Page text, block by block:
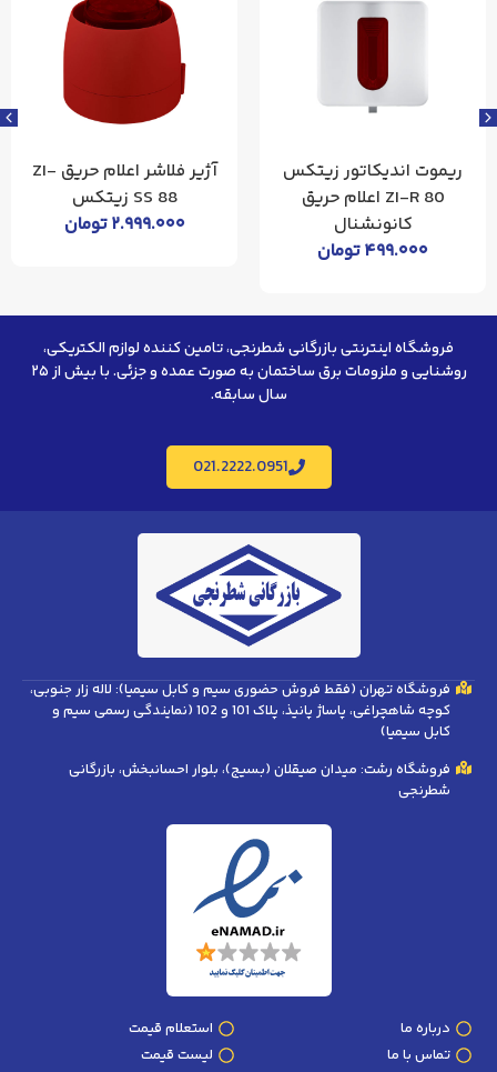
آژیر فلاشر اعلام حریق ZI-
SS 88 زیتکس
۲.۹۹۹.۰۰۰تومان
شستی اعلام حریق ZI-CP
86 زیتکس اعلام حریق
کانونشنال
فروشگاه اینترنتی بازرگانی شطرنجی، تامین کننده لوازم الکتریکی،
روشنایی و ملزومات برق ساختمان به صورت عمده و جزئی. با بیش از ۲۵
سال سابقه.
021.2222.0951
فروشگاه تهران (فقط فروش حضوری سیم و کابل سیمیا): لاله زار جنوبی،
کوچه شاهچراغی، پاساژ پانیذ، پلاک 101 و 102 (نمایندگی رسمی سیم و
کابل سیمیا)
فروشگاه رشت: میدان صیقلان (بسیج)، بلوار احسانبخش، بازرگانی
شطرنجی
درباره ما
تماس با ما
استعلام قیمت
لیست قیمت